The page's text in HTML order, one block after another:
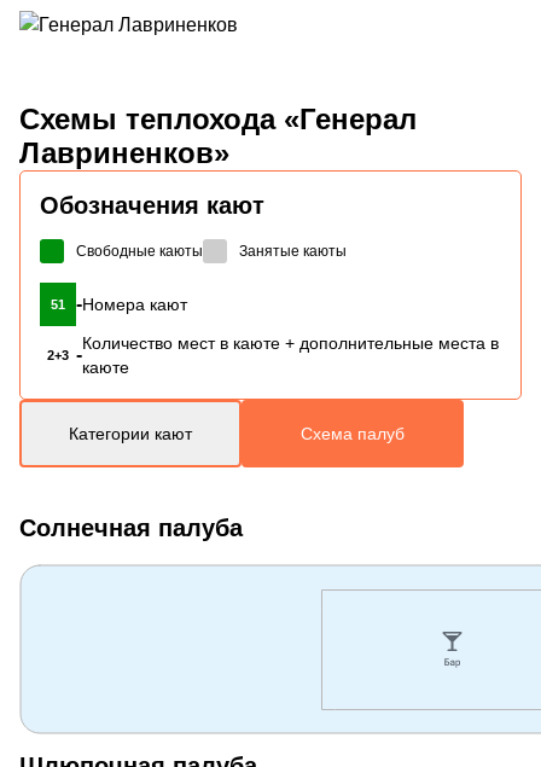
Схемы теплохода «Генерал
Лавриненков»
Обозначения кают
Свободные каюты Занятые каюты
51 -Номера кают
2+3 -
Количество мест в каюте + дополнительные места в
каюте
Категории кают Схема палуб
Солнечная палуба